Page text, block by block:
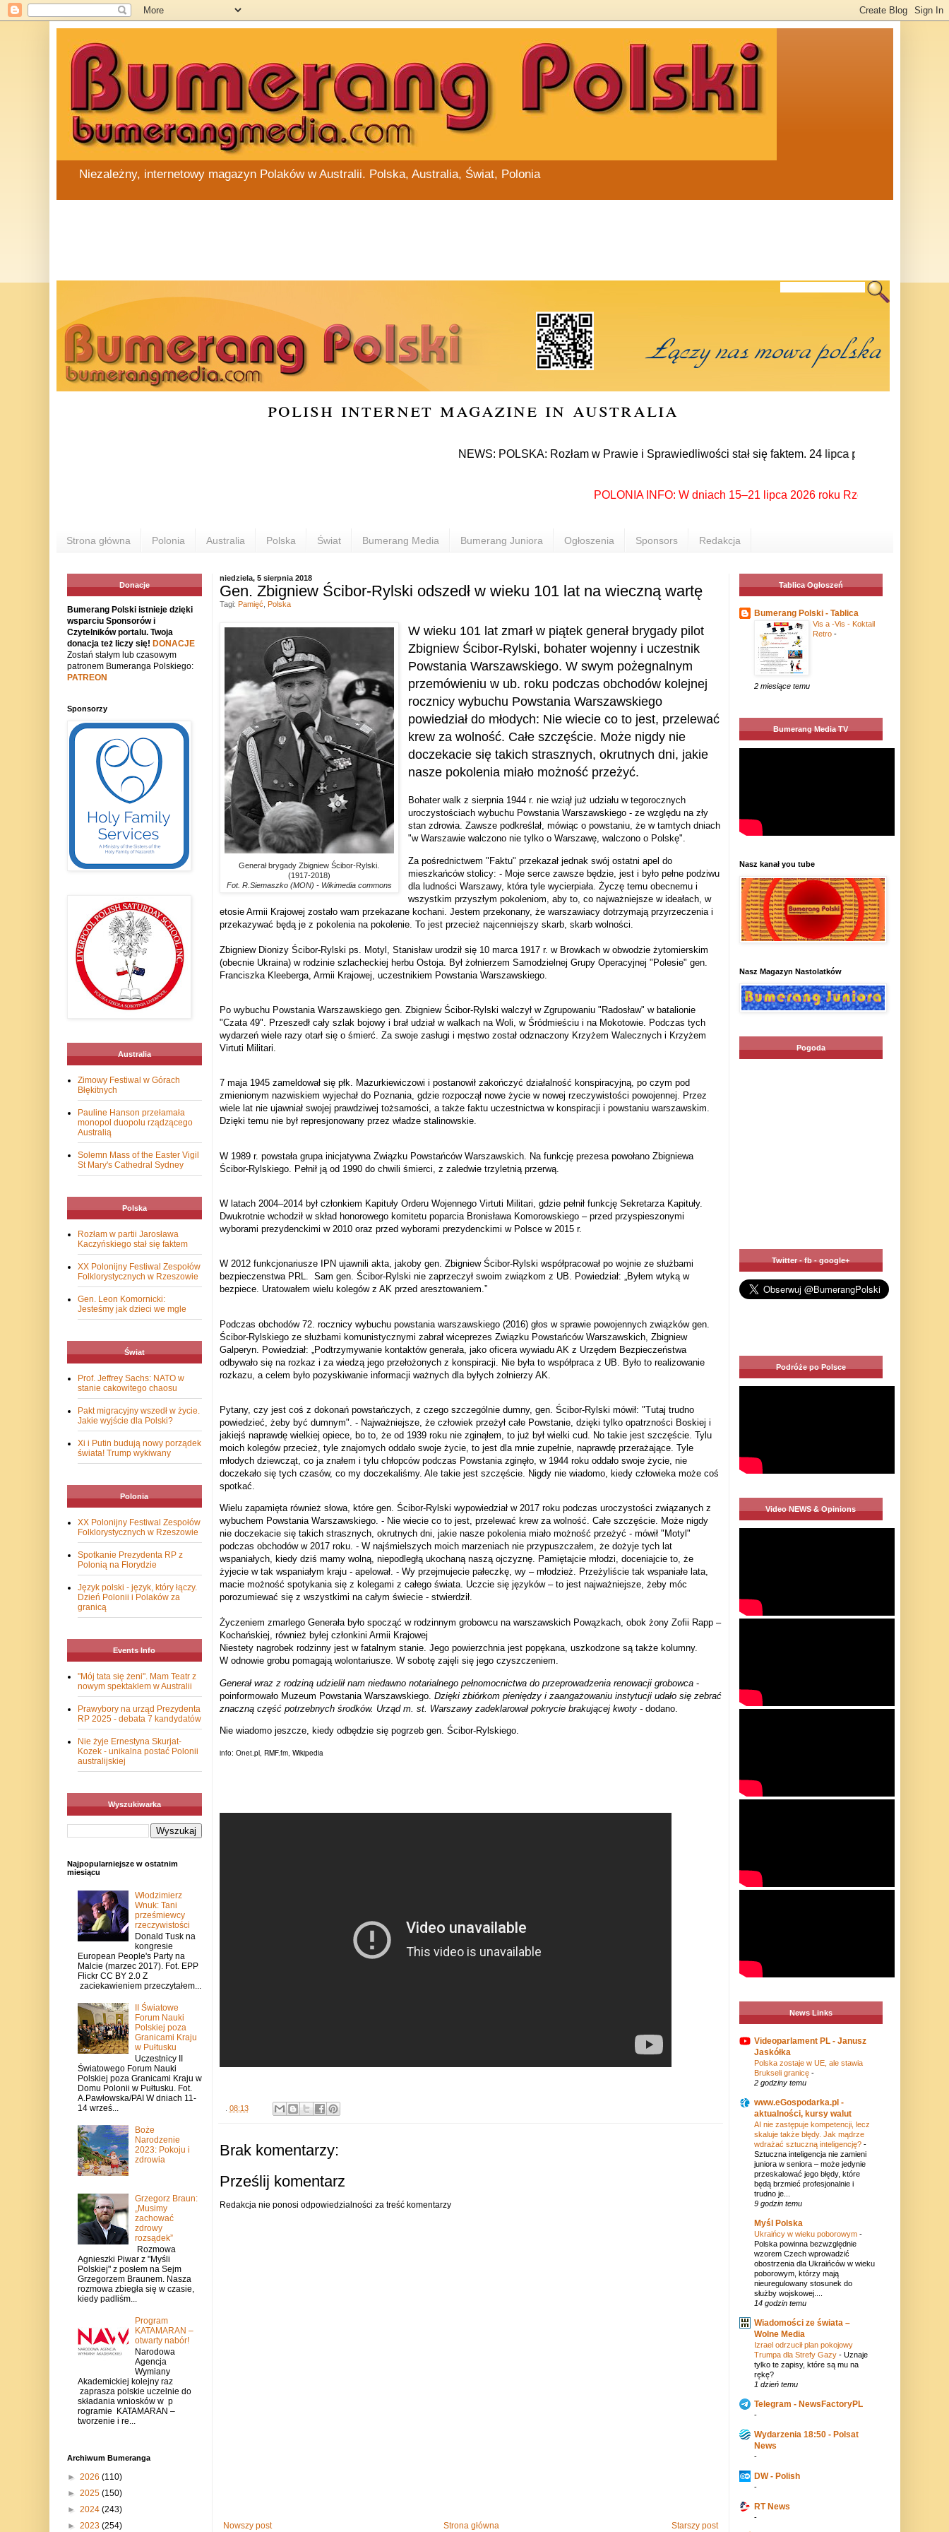
Niezależny, internetowy magazyn Polaków w Australii. Polska, Australia, Świat, Polonia
polish internet magazine in australia
NEWS: POLSKA: Rozłam w Prawie i Sprawiedliwości stał się faktem. 24 lipca prezes partii
POLONIA INFO: W dniach 15–21 lipca 2026 roku Rzeszów ponownie
Strona główna Polonia Australia Polska Świat Bumerang Media Bumerang Juniora Ogłoszenia Sponsors Redakcja
niedziela, 5 sierpnia 2018
Gen. Zbigniew Ścibor-Rylski odszedł w wieku 101 lat na wieczną wartę
Generał brygady Zbigniew Ścibor-Rylski.
(1917-2018)
Fot. R.Siemaszko (MON) - Wikimedia commons
W wieku 101 lat zmarł w piątek generał brygady pilot
Zbigniew Ścibor-Rylski, bohater wojenny i uczestnik
Powstania Warszawskiego. W swym pożegnalnym
przemówieniu w ub. roku podczas obchodów kolejnej
rocznicy wybuchu Powstania Warszawskiego
powiedział do młodych: Nie wiecie co to jest, przelewać
krew za wolność. Całe szczęście. Może nigdy nie
doczekacie się takich strasznych, okrutnych dni, jakie
nasze pokolenia miało możność przeżyć.
Bohater walk z sierpnia 1944 r. nie wziął już udziału w tegorocznych
uroczystościach wybuchu Powstania Warszawskiego - ze względu na zły
stan zdrowia. Zawsze podkreślał, mówiąc o powstaniu, że w tamtych dniach
"w Warszawie walczono nie tylko o Warszawę, walczono o Polskę".
Za pośrednictwem "Faktu" przekazał jednak swój ostatni apel do
mieszkańców stolicy: - Moje serce zawsze będzie, jest i było pełne podziwu
dla ludności Warszawy, która tyle wycierpiała. Życzę temu obecnemu i
wszystkim przyszłym pokoleniom, aby to, co najważniejsze w ideałach, w
etosie Armii Krajowej zostało wam przekazane kochani. Jestem przekonany, że warszawiacy dotrzymają przyrzeczenia i
przekazywać będą je z pokolenia na pokolenie. To jest przecież najcenniejszy skarb, skarb wolności.
Zbigniew Dionizy Ścibor-Rylski ps. Motyl, Stanisław urodził się 10 marca 1917 r. w Browkach w obwodzie żytomierskim
(obecnie Ukraina) w rodzinie szlacheckiej herbu Ostoja. Był żołnierzem Samodzielnej Grupy Operacyjnej "Polesie" gen.
Franciszka Kleeberga, Armii Krajowej, uczestnikiem Powstania Warszawskiego.
Po wybuchu Powstania Warszawskiego gen. Zbigniew Ścibor-Rylski walczył w Zgrupowaniu "Radosław" w batalionie
"Czata 49". Przeszedł cały szlak bojowy i brał udział w walkach na Woli, w Śródmieściu i na Mokotowie. Podczas tych
wydarzeń wiele razy otarł się o śmierć. Za swoje zasługi i męstwo został odznaczony Krzyżem Walecznych i Krzyżem
Virtuti Militari.
7 maja 1945 zameldował się płk. Mazurkiewiczowi i postanowił zakończyć działalność konspiracyjną, po czym pod
zmienionym nazwiskiem wyjechał do Poznania, gdzie rozpoczął nowe życie w nowej rzeczywistości powojennej. Przez
wiele lat nie ujawniał swojej prawdziwej tożsamości, a także faktu uczestnictwa w konspiracji i powstaniu warszawskim.
Dzięki temu nie był represjonowany przez władze stalinowskie.
W 1989 r. powstała grupa inicjatywna Związku Powstańców Warszawskich. Na funkcję prezesa powołano Zbigniewa
Ścibor-Rylskiego. Pełnił ją od 1990 do chwili śmierci, z zaledwie trzyletnią przerwą.
W latach 2004–2014 był członkiem Kapituły Orderu Wojennego Virtuti Militari, gdzie pełnił funkcję Sekretarza Kapituły.
Dwukrotnie wchodził w skład honorowego komitetu poparcia Bronisława Komorowskiego – przed przyspieszonymi
wyborami prezydenckimi w 2010 oraz przed wyborami prezydenckimi w Polsce w 2015 r.
W 2012 funkcjonariusze IPN ujawnili akta, jakoby gen. Zbigniew Ścibor-Rylski współpracował po wojnie ze służbami
bezpieczenstwa PRL. Sam gen. Ścibor-Rylski nie zaprzeczył swoim związkom z UB. Powiedział: „Byłem wtyką w
bezpiece. Uratowałem wielu kolegów z AK przed aresztowaniem.”
Podczas obchodów 72. rocznicy wybuchu powstania warszawskiego (2016) głos w sprawie powojennych związków gen.
Ścibor-Rylskiego ze służbami komunistycznymi zabrał wiceprezes Związku Powstańców Warszawskich, Zbigniew
Galperyn. Powiedział: „Podtrzymywanie kontaktów generała, jako oficera wywiadu AK z Urzędem Bezpieczeństwa
odbywało się na rozkaz i za wiedzą jego przełożonych z konspiracji. Nie była to współpraca z UB. Było to realizowanie
rozkazu, a celem było pozyskiwanie informacji ważnych dla byłych żołnierzy AK.
Pytany, czy jest coś z dokonań powstańczych, z czego szczególnie dumny, gen. Ścibor-Rylski mówił: "Tutaj trudno
powiedzieć, żeby być dumnym". - Najważniejsze, że człowiek przeżył całe Powstanie, dzięki tylko opatrzności Boskiej i
jakiejś naprawdę wielkiej opiece, bo to, że od 1939 roku nie zginąłem, to już był wielki cud. No takie jest szczęście. Tylu
moich kolegów przecież, tyle znajomych oddało swoje życie, to jest dla mnie zupełnie, naprawdę przerażające. Tyle
młodych dziewcząt, co ja znałem i tylu chłopców podczas Powstania zginęło, w 1944 roku oddało swoje życie, nie
doczekało się tych czasów, co my doczekaliśmy. Ale takie jest szczęście. Nigdy nie wiadomo, kiedy człowieka może coś
spotkać.
Wielu zapamięta również słowa, które gen. Ścibor-Rylski wypowiedział w 2017 roku podczas uroczystości związanych z
wybuchem Powstania Warszawskiego. - Nie wiecie co to jest, przelewać krew za wolność. Całe szczęście. Może nigdy
nie doczekacie się takich strasznych, okrutnych dni, jakie nasze pokolenia miało możność przeżyć - mówił "Motyl"
podczas obchodów w 2017 roku. - W najśmielszych moich marzeniach nie przypuszczałem, że dożyje tych lat
wspaniałych, kiedy dziś mamy wolną, niepodległą ukochaną naszą ojczyznę. Pamiętajcie młodzi, doceniajcie to, że
żyjecie w tak wspaniałym kraju - apelował. - Wy przejmujecie pałeczkę, wy – młodzież. Przeżyliście tak wspaniałe lata,
macie możność spotykania się z kolegami z całego świata. Uczcie się języków – to jest najważniejsze, żeby móc
porozumiewać się z wszystkimi na całym świecie - stwierdził.
Życzeniem zmarlego Generała było spocząć w rodzinnym grobowcu na warszawskich Powązkach, obok żony Zofii Rapp –
Kochańskiej, również byłej członkini Armii Krajowej
Niestety nagrobek rodzinny jest w fatalnym stanie. Jego powierzchnia jest popękana, uszkodzone są także kolumny.
W odnowie grobu pomagają wolontariusze. W sobotę zajęli się jego czyszczeniem.
Generał wraz z rodziną udzielił nam niedawno notarialnego pełnomocnictwa do przeprowadzenia renowacji grobowca-
poinformowało Muzeum Powstania Warszawskiego. Dzięki zbiórkom pieniędzy i zaangażowaniu instytucji udało się zebrać
znaczną część potrzebnych środków. Urząd m. st. Warszawy zadeklarował pokrycie brakującej kwoty -dodano.
Nie wiadomo jeszcze, kiedy odbędzie się pogrzeb gen. Ścibor-Rylskiego.
info: Onet.pl, RMF.fm, Wikipedia
08:13
Tagi: Pamięć Polska
Brak komentarzy:
Prześlij komentarz
Redakcja nie ponosi odpowiedzialności za treść komentarzy
Nowszy post Starszy post
Strona główna
Donacje
Bumerang Polski istnieje dzięki
wsparciu Sponsorów i
Czytelników portalu. Twoja
donacja też liczy się! DONACJE
Zostań stałym lub czasowym
patronem Bumeranga Polskiego:
PATREON
Sponsorzy
Australia
Zimowy Festiwal w Górach
Błękitnych
Pauline Hanson przełamała
monopol duopolu rządzącego
Australią
Solemn Mass of the Easter Vigil
St Mary's Cathedral Sydney
Polska
Rozłam w partii Jarosława
Kaczyńskiego stał się faktem
XX Polonijny Festiwal Zespołów
Folklorystycznych w Rzeszowie
Gen. Leon Komornicki:
Jesteśmy jak dzieci we mgle
Świat
Prof. Jeffrey Sachs: NATO w
stanie cakowitego chaosu
Pakt migracyjny wszedł w życie.
Jakie wyjście dla Polski?
Xi i Putin budują nowy porządek
świata! Trump wykiwany
Polonia
XX Polonijny Festiwal Zespołów
Folklorystycznych w Rzeszowie
Spotkanie Prezydenta RP z
Polonią na Florydzie
Język polski - język, który łączy.
Dzień Polonii i Polaków za
granicą
Events Info
"Mój tata się żeni". Mam Teatr z
nowym spektaklem w Australii
Prawybory na urząd Prezydenta
RP 2025 - debata 7 kandydatów
Nie żyje Ernestyna Skurjat-
Kozek - unikalna postać Polonii
australijskiej
Wyszukiwarka
Najpopularniejsze w ostatnim
miesiącu
Włodzimierz
Wnuk: Tani
prześmiewcy
rzeczywistości
Donald Tusk na
kongresie
European People's Party na
Malcie (marzec 2017). Fot. EPP
Flickr CC BY 2.0 Z
zaciekawieniem przeczytałem...
II Światowe
Forum Nauki
Polskiej poza
Granicami Kraju
w Pułtusku
Uczestnicy II
Światowego Forum Nauki
Polskiej poza Granicami Kraju w
Domu Polonii w Pułtusku. Fot.
A.Pawłowska/PAI W dniach 11-
14 wrześ...
Boże
Narodzenie
2023: Pokoju i
zdrowia
Grzegorz Braun:
„Musimy
zachować
zdrowy
rozsądek”
Rozmowa
Agnieszki Piwar z "Myśli
Polskiej" z posłem na Sejm
Grzegorzem Braunem. Nasza
rozmowa zbiegła się w czasie,
kiedy padliśm...
Program
KATAMARAN –
otwarty nabór!
Narodowa
Agencja
Wymiany
Akademickiej kolejny raz
zaprasza polskie uczelnie do
składania wniosków w p
rogramie KATAMARAN –
tworzenie i re...
Archiwum Bumeranga
► 2026 (110)
► 2025 (150)
► 2024 (243)
► 2023 (254)
Tablica Ogłoszeń
Bumerang Polski - Tablica
Vis a -Vis - Koktail
Retro -
2 miesiące temu
Bumerang Media TV
Nasz kanał you tube
Nasz Magazyn Nastolatków
Pogoda
Twitter - fb - google+
Podróże po Polsce
Video NEWS & Opinions
News Links
Videoparlament PL - Janusz
Jaskółka
Polska zostaje w UE, ale stawia
Brukseli granicę -
2 godziny temu
www.eGospodarka.pl -
aktualności, kursy walut
AI nie zastępuje kompetencji, lecz
skaluje także błędy. Jak mądrze
wdrażać sztuczną inteligencję? -
Sztuczna inteligencja nie zamieni
juniora w seniora – może jedynie
przeskalować jego błędy, które
będą brzmieć profesjonalnie i
trudno je...
9 godzin temu
Myśl Polska
Ukraińcy w wieku poborowym -
Polska powinna bezwzględnie
wzorem Czech wprowadzić
obostrzenia dla Ukraińców w wieku
poborowym, którzy mają
nieuregulowany stosunek do
służby wojskowej....
14 godzin temu
Wiadomości ze świata –
Wolne Media
Izrael odrzucił plan pokojowy
Trumpa dla Strefy Gazy - Uznaje
tylko te zapisy, które są mu na
rękę?
1 dzień temu
Telegram - NewsFactoryPL
-
Wydarzenia 18:50 - Polsat
News
-
DW - Polish
-
RT News
-